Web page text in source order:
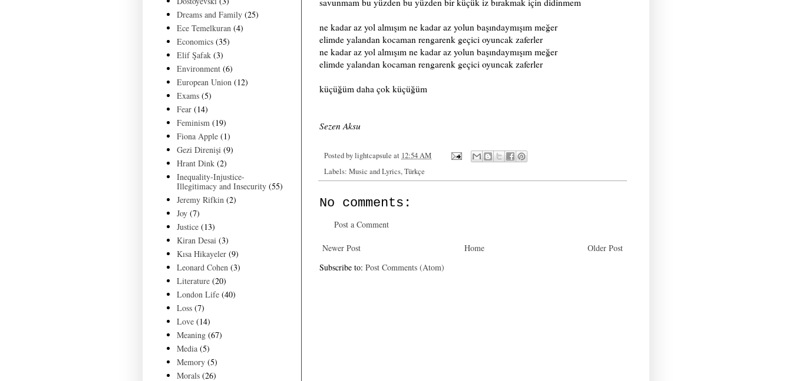
ne kadar az yol almışım ne kadar az yolun başındaymışım meğer
elimde yalandan kocaman rengarenk geçici oyuncak zaferler
ne kadar az yol almışım ne kadar az yolun başındaymışım meğer
elimde yalandan kocaman rengarenk geçici oyuncak zaferler
küçüğüm daha çok küçüğüm
Sezen Aksu
Posted bylightcapsule at 12:54 AM
Labels: Music and Lyrics,Türkçe
No comments:
Post a Comment
Newer Post Older Post
Home
Subscribe to: Post Comments (Atom)
Dreams and Family (25)
Ece Temelkuran (4)
Economics (35)
Elif Şafak (3)
Environment (6)
European Union (12)
Exams (5)
Fear (14)
Feminism (19)
Fiona Apple (1)
Gezi Direnişi (9)
Hrant Dink (2)
Inequality-Injustice-
Illegitimacy and Insecurity (55)
Jeremy Rifkin (2)
Joy (7)
Justice (13)
Kiran Desai (3)
Kısa Hikayeler (9)
Leonard Cohen (3)
Literature (20)
London Life (40)
Loss (7)
Love (14)
Meaning (67)
Media (5)
Memory (5)
Morals (26)